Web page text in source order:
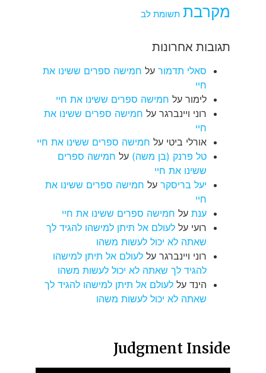
מקרבת תשומת לב
תגובות אחרונות
סאלי תדמור על חמישה ספרים ששינו את
חיי
לימור על חמישה ספרים ששינו את חיי
רוני ויינברגר על חמישה ספרים ששינו את
חיי
אורלי ביטי על חמישה ספרים ששינו את חיי
טל פרנק (בן משה) על חמישה ספרים
ששינו את חיי
יעל בריסקר על חמישה ספרים ששינו את
חיי
ענת על חמישה ספרים ששינו את חיי
רועי על לעולם אל תיתן למישהו להגיד לך
שאתה לא יכול לעשות משהו
רוני ויינברגר על לעולם אל תיתן למישהו
להגיד לך שאתה לא יכול לעשות משהו
הינד על לעולם אל תיתן למישהו להגיד לך
שאתה לא יכול לעשות משהו
Judgment Inside